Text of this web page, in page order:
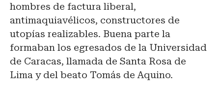
hombres de factura liberal,
antimaquiavélicos, constructores de
utopías realizables. Buena parte la
formaban los egresados de la Universidad
de Caracas, llamada de Santa Rosa de
Lima y del beato Tomás de Aquino.